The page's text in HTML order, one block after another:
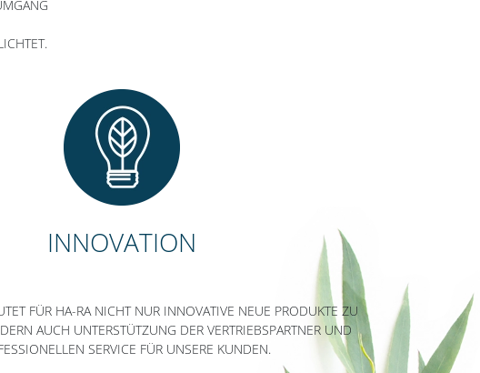
INNOVATION
FÜR HA-RA NICHT NUR INNOVATIVE NEUE PRODUKTE ZU
AUCH UNTERSTÜTZUNG DER VERTRIEBSPARTNER UND
SERVICE FÜR UNSERE KUNDEN.